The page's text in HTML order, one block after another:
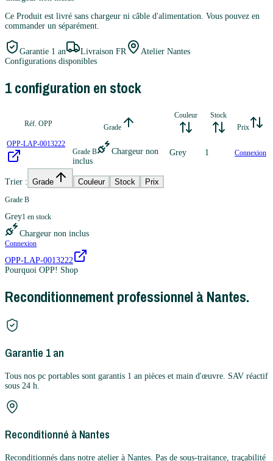
Ce Produit est livré sans chargeur ni câble d'alimentation. Vous pouvez en
commander un séparément.
Garantie 1 an Livraison FR
Atelier Nantes
Configurations disponibles
1configuration en stock
Réf. OPP Grade
Couleur
Stock
Prix
OPP-LAP-0013222
Grade B
Chargeur non
inclus
Grey 1 Connexion
Trier : Grade Couleur Stock Prix
Grade B
Grey1 en stock
Chargeur non inclus
Connexion
OPP-LAP-0013222
Pourquoi OPP! Shop
Reconditionnement professionnel à Nantes.
Garantie 1 an
Tous nos pc portables sont garantis 1 an pièces et main d'œuvre. SAV réactif
sous 24 h.
Reconditionné à Nantes
Reconditionnés dans notre atelier à Nantes. Pas de sous-traitance, traçabilité